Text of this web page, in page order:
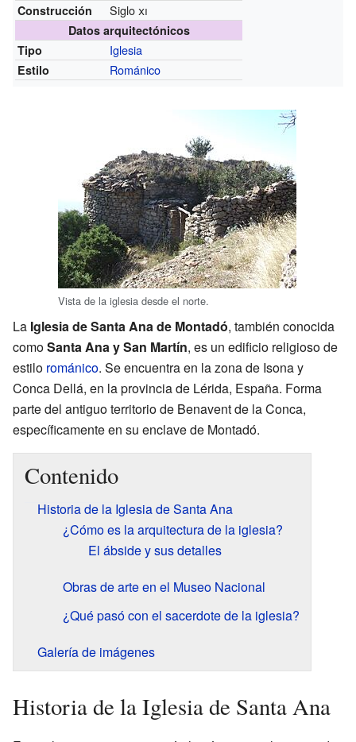
Construcción
Sigloxi
Datos arquitectónicos
Tipo
Iglesia
Estilo Románico
Vista de la iglesia desde el norte.
La Iglesia de Santa Ana de Montadó, también conocida
comoSanta Ana y San Martín, es un edificio religioso de
estilo románico. Se encuentra en la zona de Isona y
Conca Dellá, en la provincia de Lérida, España. Forma
parte del antiguo territorio de Benavent de la Conca,
específicamente en su enclave de Montadó.
Contenido
Historia de la Iglesia de Santa Ana
¿Cómo es la arquitectura de la iglesia?
El ábside y sus detalles
Obras de arte en el Museo Nacional
¿Qué pasó con el sacerdote de la iglesia?
Galería de imágenes
Historia de la Iglesia de Santa Ana